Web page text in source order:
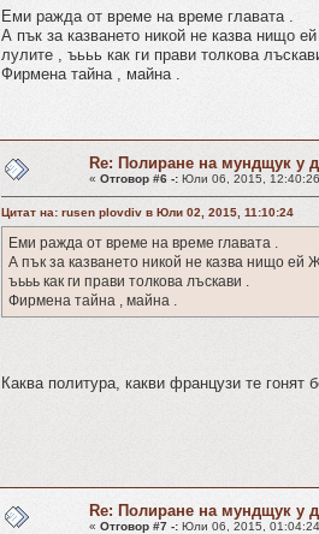
Еми ражда от време на време главата .
А пък за казването никой не казва нищо
лулите , ъььь как ги прави толкова
Фирмена тайна , майна .
Re: Полиране на мундщук у
« Отговор #6 -: Юли 06, 2015,
Цитат на: rusen plovdiv в Юли 02, 2015, 11:10:24
Еми ражда от време на време главата .
А пък за казването никой не казва нищо ей
ъььь как ги прави толкова лъскави .
Фирмена тайна , майна .
Каква политура, какви французи те гонят
Re: Полиране на мундщук у
« Отговор #7 -: Юли 06, 2015,